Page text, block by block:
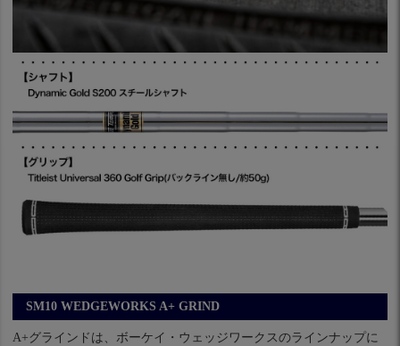
SM10 WEDGEWORKS A+ GRIND
A+グラインドは、ボーケイ・ウェッジワークスのラインナップに